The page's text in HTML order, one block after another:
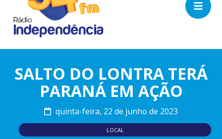
SALTO DO LONTRA TERÁ
PARANÁ EM AÇÃO
quinta-feira, 22 de junho de 2023
LOCAL